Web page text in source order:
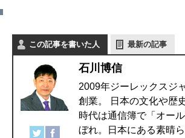
この記事を書いた人 最新の記事
石川博信
2009年ジーレックスジ
創業。 日本の文化や歴
時代は通信簿で「オー
ぼれ。日本にある素晴